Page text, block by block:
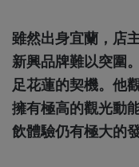
雖然出身宜蘭，店
新興品牌難以突圍
足花蓮的契機。他
擁有極高的觀光動
飲體驗仍有極大的